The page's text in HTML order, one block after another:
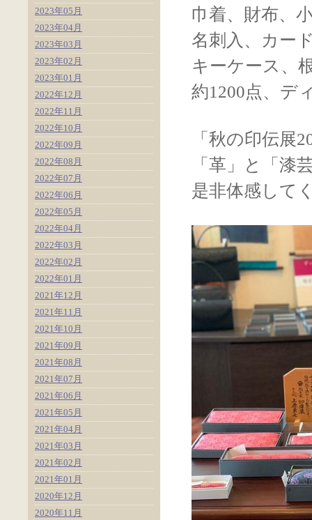
巾着、財布、
名刺入、カー
キーケース、
約1200点、デ
「秋の印伝展
「革」と「漆
是非体感して
2023年05月
2023年04月
2023年03月
2023年02月
2023年01月
2022年12月
2022年11月
2022年10月
2022年09月
2022年08月
2022年07月
2022年06月
2022年05月
2022年04月
2022年03月
2022年02月
2022年01月
2021年12月
2021年11月
2021年10月
2021年09月
2021年08月
2021年07月
2021年06月
2021年05月
2021年04月
2021年03月
2021年02月
2021年01月
2020年12月
2020年11月